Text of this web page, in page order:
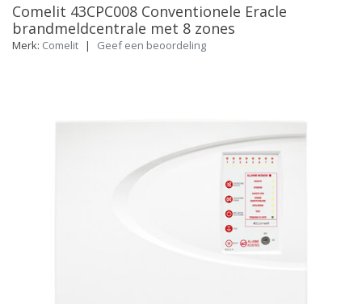
Comelit 43CPC008 Conventionele Eracle
brandmeldcentrale met 8 zones
Merk: Comelit | Geef een beoordeling